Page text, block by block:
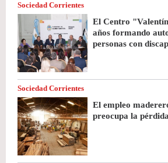
Sociedad Corrientes
El Centro
años formando
personas con
Sociedad Corrientes
El empleo
preocupa la